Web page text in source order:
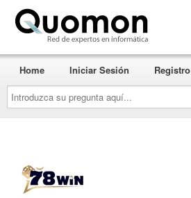
Introduzca
su
pregunta
aquí...
Home Iniciar Sesión Registro